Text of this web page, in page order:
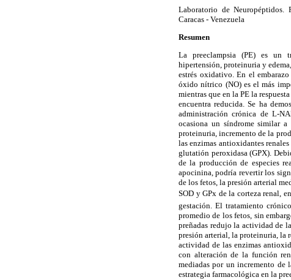
Laboratorio de Neuropéptidos.
Caracas - Venezuela
Resumen
La preeclampsia (PE) es un
hipertensión, proteinuria y
estrés oxidativo. En el
óxido nítrico (NO) es el más
mientras que en la PE la
encuentra reducida. Se ha
administración crónica de L-
ocasiona un síndrome similar
proteinuria, incremento de la
las enzimas antioxidantes
glutatión peroxidasa (GPX).
de la producción de especies
apocinina, podría revertir los
de los fetos, la presión arterial
SOD y GPx de la corteza renal,
gestación. El tratamiento
promedio de los fetos, sin
preñadas redujo la actividad de
presión arterial, la proteinuria, la
actividad de las enzimas
con alteración de la función
mediadas por un incremento de
estrategia farmacológica en la